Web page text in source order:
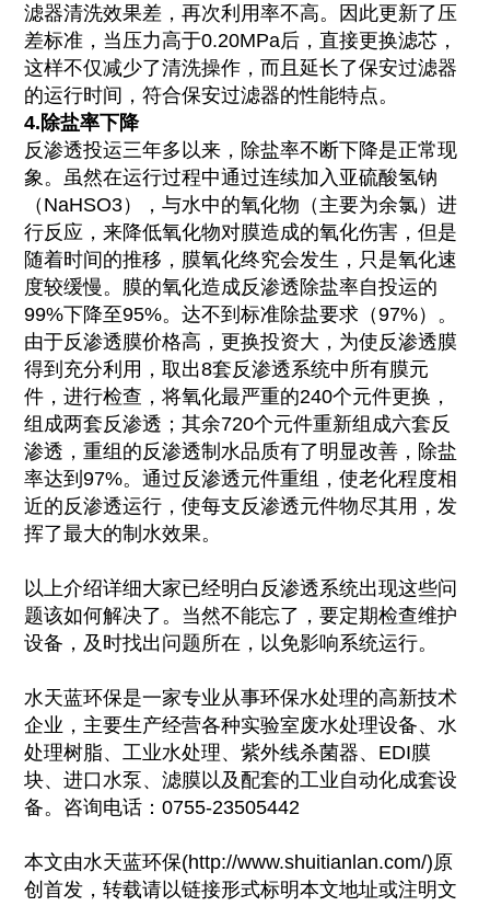
滤器清洗效果差，再次利用率不高。因此更新了压
差标准，当压力高于0.20MPa后，直接更换滤芯，
这样不仅减少了清洗操作，而且延长了保安过滤器
的运行时间，符合保安过滤器的性能特点。
4.除盐率下降
反渗透投运三年多以来，除盐率不断下降是正常现
象。虽然在运行过程中通过连续加入亚硫酸氢钠
（NaHSO3），与水中的氧化物（主要为余氯）进
行反应，来降低氧化物对膜造成的氧化伤害，但是
随着时间的推移，膜氧化终究会发生，只是氧化速
度较缓慢。膜的氧化造成反渗透除盐率自投运的
99%下降至95%。达不到标准除盐要求（97%）。
由于反渗透膜价格高，更换投资大，为使反渗透膜
得到充分利用，取出8套反渗透系统中所有膜元
件，进行检查，将氧化最严重的240个元件更换，
组成两套反渗透；其余720个元件重新组成六套反
渗透，重组的反渗透制水品质有了明显改善，除盐
率达到97%。通过反渗透元件重组，使老化程度相
近的反渗透运行，使每支反渗透元件物尽其用，发
挥了最大的制水效果。
以上介绍详细大家已经明白反渗透系统出现这些问
题该如何解决了。当然不能忘了，要定期检查维护
设备，及时找出问题所在，以免影响系统运行。
水天蓝环保是一家专业从事环保水处理的高新技术
企业，主要生产经营各种实验室废水处理设备、水
处理树脂、工业水处理、紫外线杀菌器、EDI膜
块、进口水泵、滤膜以及配套的工业自动化成套设
备。咨询电话：0755-23505442
本文由水天蓝环保(http://www.shuitianlan.com/)原
创首发，转载请以链接形式标明本文地址或注明文